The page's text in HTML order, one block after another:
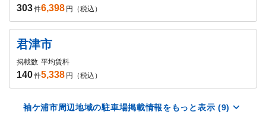
303件6,398 円（税込）
君津市
掲載数
140件
平均賃料
5,338 円（税込）
袖ケ浦市周辺地域の駐車場掲載情報をもっと表示 (9)